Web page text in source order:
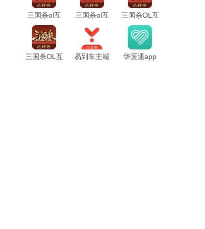
三国杀ol互
通版最新版
三国杀ol互
三国杀OL互
通版九游版
三国杀OL互
易到车主端
华医通app